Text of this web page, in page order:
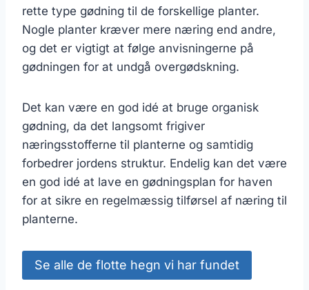
rette type gødning til de forskellige planter.
Nogle planter kræver mere næring end andre,
og det er vigtigt at følge anvisningerne på
gødningen for at undgå overgødskning.
Det kan være en god idé at bruge organisk
gødning, da det langsomt frigiver
næringsstofferne til planterne og samtidig
forbedrer jordens struktur. Endelig kan det være
en god idé at lave en gødningsplan for haven
for at sikre en regelmæssig tilførsel af næring til
planterne.
Se alle de flotte hegn vi har fundet